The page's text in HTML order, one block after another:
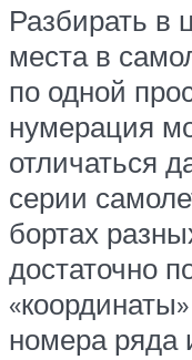
Разбирать в
места в
по одной
нумерация
отличаться
серии
бортах
достаточно
номера ряда